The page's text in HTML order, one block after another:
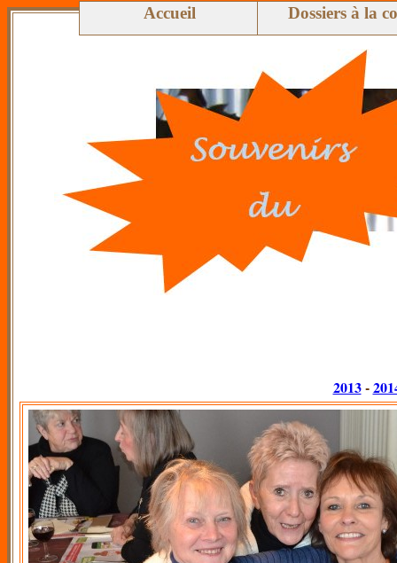
2013-
Accueil Dossiers à la